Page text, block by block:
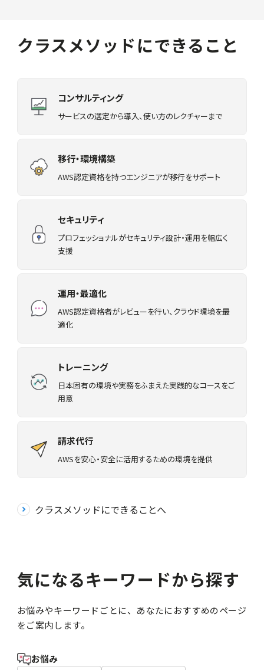
クラスメソッドにできること
コンサルティング
サービスの選定から導入、使い方のレクチャーまで
移行・環境構築
AWS認定資格を持つエンジニアが移行をサポート
セキュリティ
プロフェッショナルがセキュリティ設計・運用を幅広く
支援
運用・最適化
AWS認定資格者がレビューを行い、クラウド環境を最
適化
トレーニング
日本固有の環境や実務をふまえた実践的なコースをご
用意
請求代行
AWSを安心・安全に活用するための環境を提供
クラスメソッドにできることへ
気になるキーワードから探す
お悩みやキーワードごとに、あなたにおすすめのページ
をご案内します。
お悩み